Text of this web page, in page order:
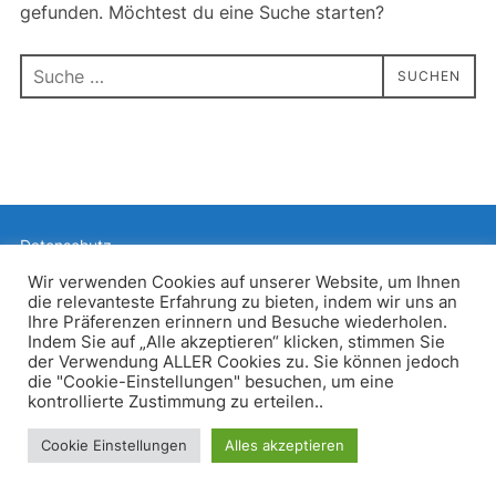
gefunden. Möchtest du eine Suche starten?
Suchen
nach:
SUCHEN
Datenschutz
Inspiro WordPress Theme von WPZOOM
Wir verwenden Cookies auf unserer Website, um Ihnen
die relevanteste Erfahrung zu bieten, indem wir uns an
Ihre Präferenzen erinnern und Besuche wiederholen.
Indem Sie auf „Alle akzeptieren“ klicken, stimmen Sie
der Verwendung ALLER Cookies zu. Sie können jedoch
die "Cookie-Einstellungen" besuchen, um eine
kontrollierte Zustimmung zu erteilen..
Cookie Einstellungen Alles akzeptieren